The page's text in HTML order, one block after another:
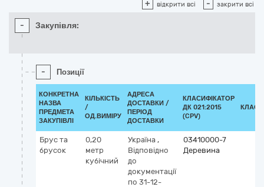
+ відкрити всі - закрити всі
- Закупівля:
- Позиції
КОНКРЕТНА
НАЗВА
ПРЕДМЕТА
ЗАКУПІВЛІ
КІЛЬКІСТЬ
/
ОД.ВИМІРУ
АДРЕСА
ДОСТАВКИ /
ПЕРІОД
ДОСТАВКИ
КЛАСИФІКАТОР
ДК 021:2015
(CPV)
Брус та
брусок
0,20
метр
кубічний
Україна ,
Відповідно
до
документації
по 31-12-
03410000-7
Деревина